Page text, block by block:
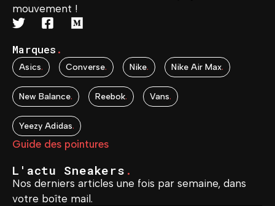
mouvement !
Marques .
Asics. Converse. Nike. Nike Air Max.
New Balance. Reebok. Vans.
Yeezy Adidas.
Guide des pointures
L'actu Sneakers .
Nos derniers articles une fois par semaine, dans
votre boîte mail.